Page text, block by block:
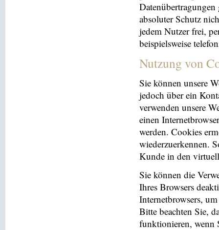
absoluter Schutz
jedem Nutzer frei,
beispielsweise
Nutzung von
Sie können unsere
jedoch über ein
verwenden unsere
einen
werden. Cookies
wiederzuerkennen.
Kunde in den
Sie können die
Ihres Browsers
Internetbrowsers,
Bitte beachten Sie,
funktionieren, wenn